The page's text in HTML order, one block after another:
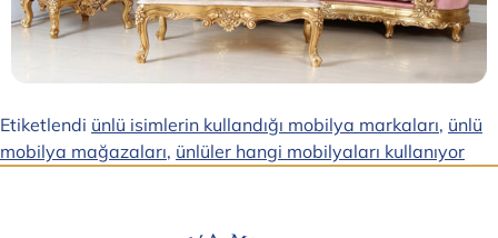
Etiketlendi ünlü isimlerin kullandığı mobilya markaları, ünlü
mobilya mağazaları, ünlüler hangi mobilyaları kullanıyor